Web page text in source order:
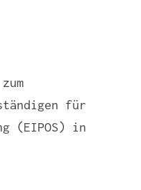
für
(EIPOS) in